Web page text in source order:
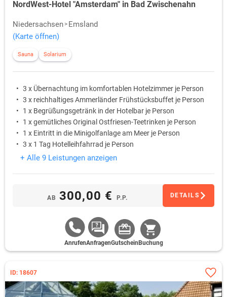
NordWest-Hotel "Amsterdam" in Bad Zwischenahn
Niedersachsen
Emsland
(Karte öffnen)
Sauna Solarium
3 x Übernachtung im komfortablen Hotelzimmer je Person
3 x reichhaltiges Ammerländer Frühstücksbuffet je Person
1 x Begrüßungsgetränk in der Hotelbar je Person
1 x gemütliches Original Ostfriesen-Teetrinken je Person
1 x Eintritt in die Minigolfanlage am Meer je Person
3 x 1 Tag Hotelleihfahrrad je Person
+ Alle 9 Leistungen anzeigen
AB 300,00 € P.P. DETAILS
AnrufenAnfragenGutschein Buchung
ID: 18607